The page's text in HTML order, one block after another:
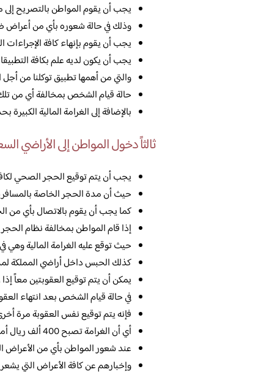
يجب أن يقوم المواطن بالتصريح إلى
وذلك في حالة شعوره بأي من أعراض
يجب أن يقوم بإنهاء كافة الإجراءات
يجب أن يكون لديه علم بكافة
والتي من أهمها تطبيق توكلنا من
حالة قيام الشخص بمخالفة أي من تلك
بالإضافة إلى الغرامة المالية الكبيرة بحد أقصى 500
ثالثاً دخول المواطن إلى الأراضي
يجب أن يتم توقيع الحجر الصحي
حيث أن مدة الحجر الخاصة
كما يجب أن يقوم بالاتصال بأي من
إذا قام المواطن بمخالفة نظام
حيث توقع عليه الغرامة المالية وهي في الحد
كذلك الحبس داخل أراضي المملكة
يمكن أن يتم توقيع العقوبتين معاً
في حالة قيام الشخص بعد انتهاء
فإنه يتم توقيع نفس العقوبة مرة
أي أن الغرامة تصبح 400 ألف ريال أما بالنسبة إلى الحبس فهو 4 سنوات.
عند شعور المواطن بأي من الأعراض
وإخبارهم عن كافة الأعراض التي